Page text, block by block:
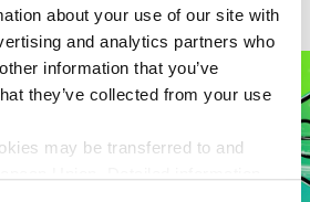
about your use of our site with
and analytics partners who
information that you’ve
they’ve collected from your use
may be transferred to and
関連記事